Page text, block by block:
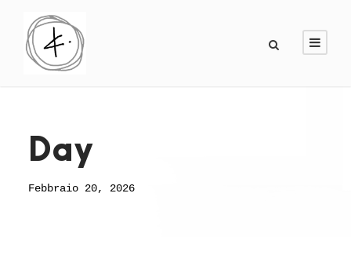
Day
Febbraio 20, 2026